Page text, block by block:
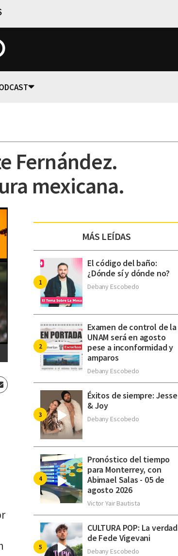
Fernández.
mexicana.
MÁS LEÍDAS
El código del baño:
¿Dónde sí y dónde no?
Debany Escobedo
Examen de control de la
UNAM será en agosto
pese a inconformidad y
amparos
Debany Escobedo
Éxitos de siempre: Jesse
& Joy
Debany Escobedo
Pronóstico del tiempo
para Monterrey, con
Abimael Salas - 05 de
agosto 2026
Victor Yair Bautista
CULTURA POP: La verdad
de Fede Vigevani
Debany Escobedo